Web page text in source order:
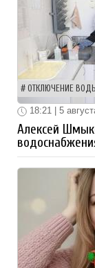
ОТКЛЮЧЕНИЕ ВОДЫ
18:21 | 5
Алексей